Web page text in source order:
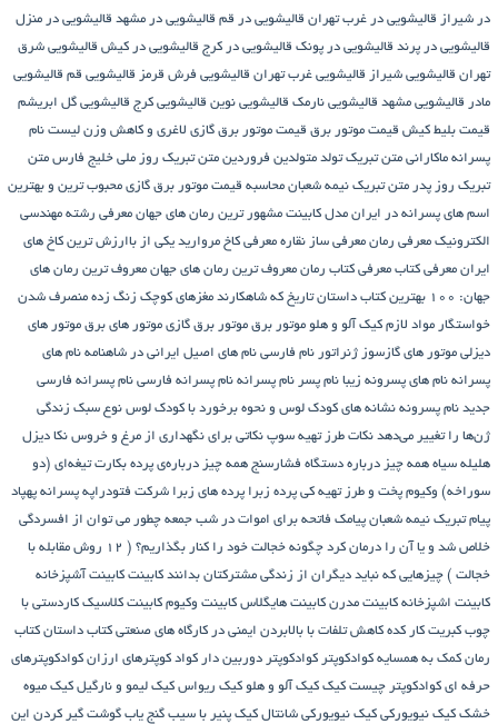
در شیراز قالیشویی در غرب تهران قالیشویی در قم قالیشویی در مشهد قالیشویی در منزل
قالیشویی در پرند قالیشویی در پونک قالیشویی در کرج قالیشویی در کیش قالیشویی شرق
تهران قالیشویی شیراز قالیشویی غرب تهران قالیشویی فرش قرمز قالیشویی قم قالیشویی
مادر قالیشویی مشهد قالیشویی نارمک قالیشویی نوین قالیشویی کرج قالیشویی گل ابریشم
قیمت بلیط کیش قیمت موتور برق قیمت موتور برق گازی لاغری و کاهش وزن لیست نام
پسرانه ماکارانی متن تبریک تولد متولدین فروردین متن تبریک روز ملی خلیج فارس متن
تبریک روز پدر متن تبریک نیمه شعبان محاسبه قیمت موتور برق گازی محبوب ترین و بهترین
اسم های پسرانه در ایران مدل کابینت مشهور ترین رمان های جهان معرفی رشته مهندسی
الکترونیک معرفی رمان معرفی ساز نقاره معرفی کاخ مروارید یکی از باارزش ترین کاخ های
ایران معرفی کتاب معرفی کتاب رمان معروف ترین رمان های جهان معروف ترین رمان های
جهان: ۱۰۰ بهترین کتاب داستان تاریخ که شاهکارند
مغزهای کوچک زنگ زده منصرف شدن
خواستگار مواد لازم کیک آلو و هلو موتور برق موتور برق گازی موتور های برق موتور های
دیزلی موتور های گازسوز ژنراتور نام فارسی نام های اصیل ایرانی در شاهنامه نام های
پسرانه نام های پسرونه زیبا نام پسر نام پسرانه نام پسرانه فارسی نام پسرانه فارسی
جدید نام پسرونه نشانه های کودک لوس و نحوه برخورد با کودک لوس نوع سبک زندگی
ژن‌ها را تغییر می‌دهد نکات طرز تهیه سوپ نکاتی برای نگهداری از مرغ و خروس نکا دیزل
هلیله سیاه همه چیز درباره دستگاه فشارسنج همه چیز درباره‌ی پرده بکارت تیغه‌ای (دو
سوراخه) وکیوم پخت و طرز تهیه کی پرده زبرا پرده های زبرا شرکت فتودراپه پسرانه پهپاد
پیام تبریک نیمه شعبان پیامک فاتحه برای اموات در شب جمعه چطور می توان از افسردگی
خلاص شد و یا آن را درمان کرد
چگونه خجالت خود را کنار بگذاریم؟ ( 12 روش مقابله با
خجالت ) چیزهایی که نباید دیگران از زندگی مشترکتان بدانند کابینت کابینت آشپزخانه
کابینت اشپزخانه کابینت مدرن کابینت هایگلاس کابینت وکیوم کابینت کلاسیک کاردستی با
چوب کبریت کار کده کاهش تلفات با بالابردن ایمنی در کارگاه های صنعتی کتاب داستان کتاب
رمان کمک به همسایه کوادکوپتر کوادکوپتر دوربین دار کواد کوپترهای ارزان کوادکوپترهای
حرفه ای کوادکوپتر چیست کیک کیک آلو و هلو کیک ریواس کیک لیمو و نارگیل کیک میوه
خشک کیک نیویورکی کیک نیویورکی شانتال کیک پنیر با سیب گنج‌ یاب گوشت گیر کردن این